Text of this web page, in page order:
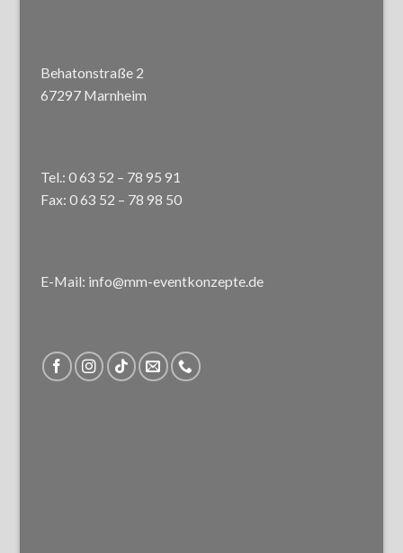
Behatonstraße 2
67297 Marnheim
Tel.: 0 63 52 – 78 95 91
Fax: 0 63 52 – 78 98 50
E-Mail: info@mm-eventkonzepte.de